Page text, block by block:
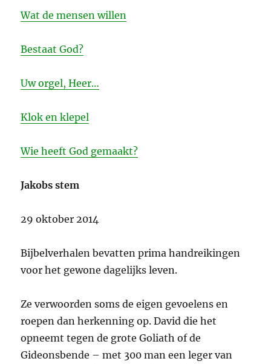
Wat de mensen willen
Bestaat God?
Uw orgel, Heer…
Klok en klepel
Wie heeft God gemaakt?
Jakobs stem
29 oktober 2014
Bijbelverhalen bevatten prima handreikingen
voor het gewone dagelijks leven.
Ze verwoorden soms de eigen gevoelens en
roepen dan herkenning op. David die het
opneemt tegen de grote Goliath of de
Gideonsbende – met 300 man een leger van